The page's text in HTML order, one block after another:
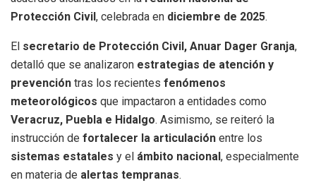
Protección Civil, celebrada en diciembre de 2025.
El secretario de Protección Civil, Anuar Dager Granja,
detalló que se analizaron estrategias de atención y
prevención tras los recientes fenómenos
meteorológicos que impactaron a entidades como
Veracruz, Puebla e Hidalgo. Asimismo, se reiteró la
instrucción de fortalecer la articulación entre los
sistemas estatales y el ámbito nacional, especialmente
en materia de alertas tempranas.